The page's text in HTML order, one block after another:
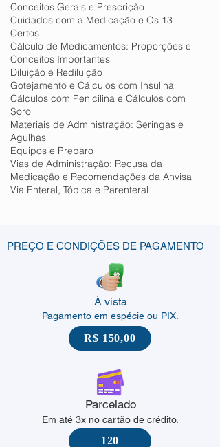
Conceitos Gerais e Prescrição
Cuidados com a Medicação e Os 13
Certos
Cálculo de Medicamentos: Proporções e
Conceitos Importantes
Diluição e Rediluição
Gotejamento e Cálculos com Insulina
Cálculos com Penicilina e Cálculos com
Soro
Materiais de Administração: Seringas e
Agulhas
Equipos e Preparo
Vias de Administração: Recusa da
Medicação e Recomendações da Anvisa
Via Enteral, Tópica e Parenteral
PREÇO E CONDIÇÕES DE PAGAMENTO
À vista
Pagamento em espécie ou PIX.
R$ 150,00
Parcelado
Em até 3x no cartão de crédito.
120